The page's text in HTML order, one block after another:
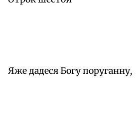
Яже дадеся Богу поруганну,